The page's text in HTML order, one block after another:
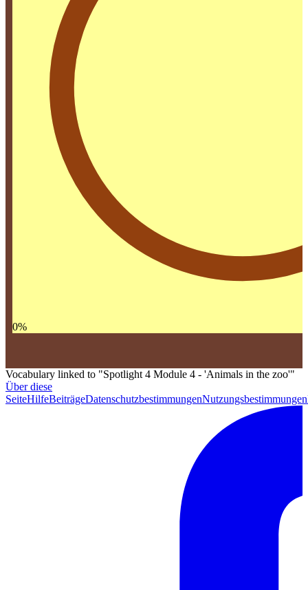
0%
Vocabulary linked to "Spotlight 4 Module 4 - 'Animals in the zoo'"
Über diese
SeiteHilfeBeiträgeDatenschutzbestimmungenNutzungsbestimmungen